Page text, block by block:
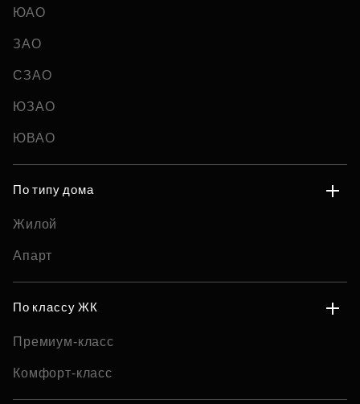
ЮАО
ЗАО
СЗАО
ЮЗАО
ЮВАО
По типу дома
Жилой
Апарт
По классу ЖК
Премиум-класс
Комфорт-класс